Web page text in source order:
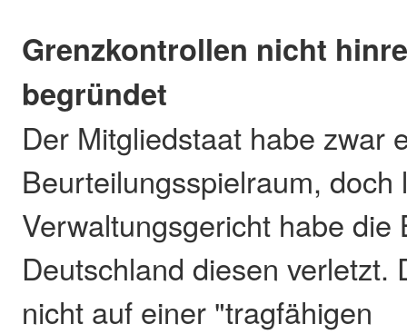
Grenzkontrollen nicht
begründet
Der Mitgliedstaat habe zwar
Beurteilungsspielraum, doch
Verwaltungsgericht habe die
Deutschland diesen verletzt.
nicht auf einer "tragfähigen